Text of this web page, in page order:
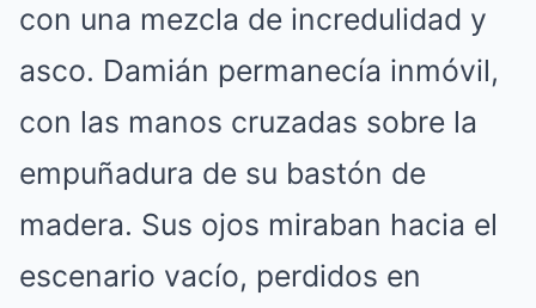
con una mezcla de incredulidad y
asco. Damián permanecía inmóvil,
con las manos cruzadas sobre la
empuñadura de su bastón de
madera. Sus ojos miraban hacia el
escenario vacío, perdidos en